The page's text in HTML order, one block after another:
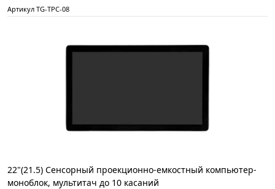
Артикул TG-TPC-08
22"(21.5) Сенсорный проекционно-емкостный компьютер-
моноблок, мультитач до 10 касаний